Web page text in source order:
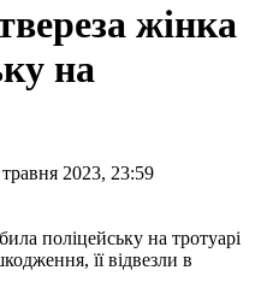
жінка
на
2023, 23:59
її відвезли в